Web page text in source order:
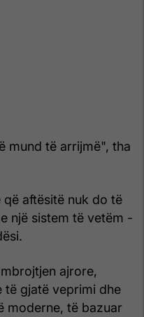
mund të arrijmë", tha
aftësitë nuk do të
një sistem të vetëm -
ajrore,
të gjatë veprimi dhe
moderne, të bazuar